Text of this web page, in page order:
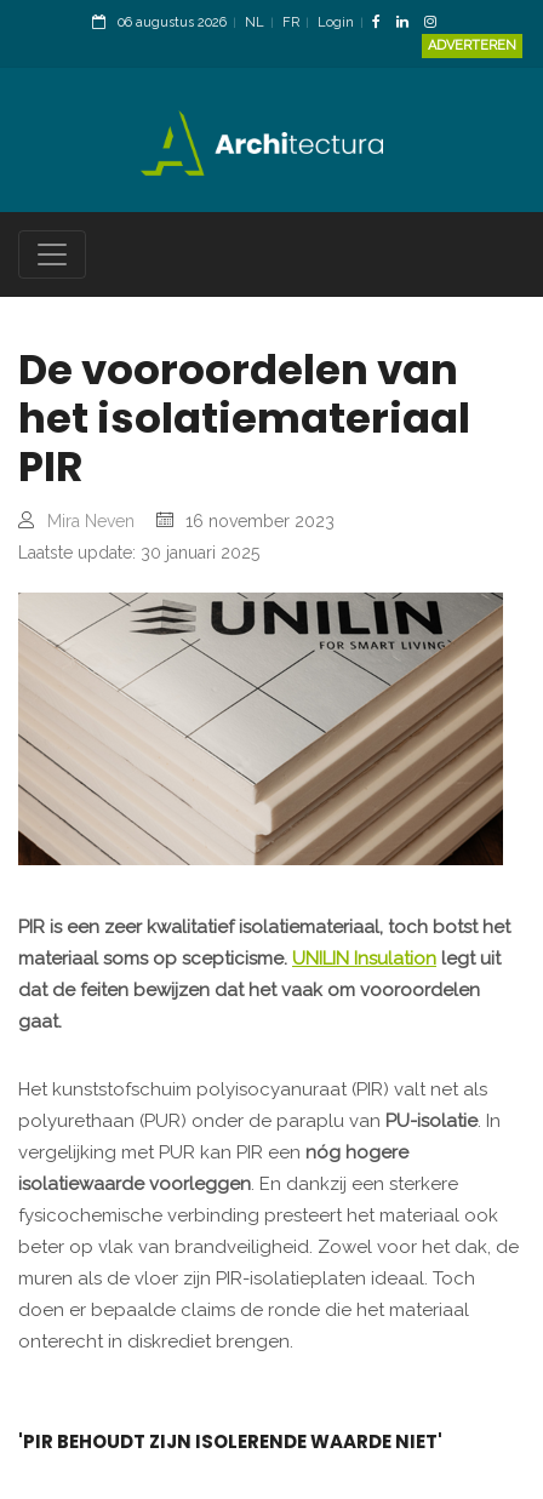
06 augustus 2026 NL FR
Login
ADVERTEREN
De vooroordelen van
het isolatiemateriaal
PIR
Mira Neven
16 november 2023
Laatste update: 30 januari 2025
PIR is een zeer kwalitatief isolatiemateriaal, toch botst het
materiaal soms op scepticisme. UNILIN Insulation legt uit
dat de feiten bewijzen dat het vaak om vooroordelen
gaat.
Het kunststofschuim polyisocyanuraat (PIR) valt net als
polyurethaan (PUR) onder de paraplu van PU-isolatie. In
vergelijking met PUR kan PIR een nóg hogere
isolatiewaarde voorleggen. En dankzij een sterkere
fysicochemische verbinding presteert het materiaal ook
beter op vlak van brandveiligheid. Zowel voor het dak, de
muren als de vloer zijn PIR-isolatieplaten ideaal. Toch
doen er bepaalde claims de ronde die het materiaal
onterecht in diskrediet brengen.
'PIR BEHOUDT ZIJN ISOLERENDE WAARDE NIET'